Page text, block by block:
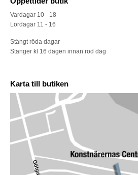
Vardagar 10 - 18
Lördagar 11 - 16
Stängt röda dagar
Stänger kl 16 dagen innan röd dag
Karta till butiken